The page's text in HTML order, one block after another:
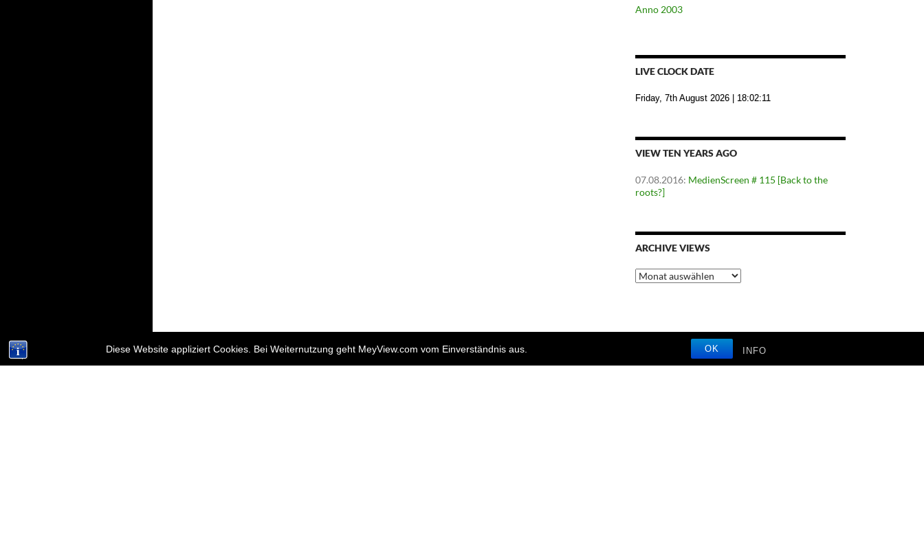
Diese Website appliziert Cookies. Bei Weiternutzung geht MeyView.com vom Einverständnis aus. OK INFO
Anno 2003
LIVE CLOCK DATE
Friday, 7th August 2026 | 18:02:11
VIEW TEN YEARS AGO
07.08.2016: MedienScreen # 115 [Back to the
roots?]
ARCHIVE VIEWS
Archive
Views